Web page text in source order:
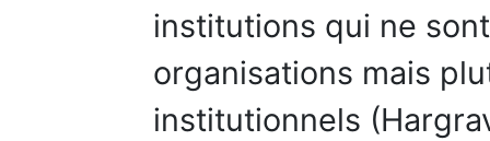
institutions qui ne
organisations mais
institutionnels